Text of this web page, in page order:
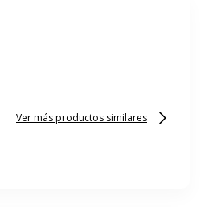
Ver más productos similares